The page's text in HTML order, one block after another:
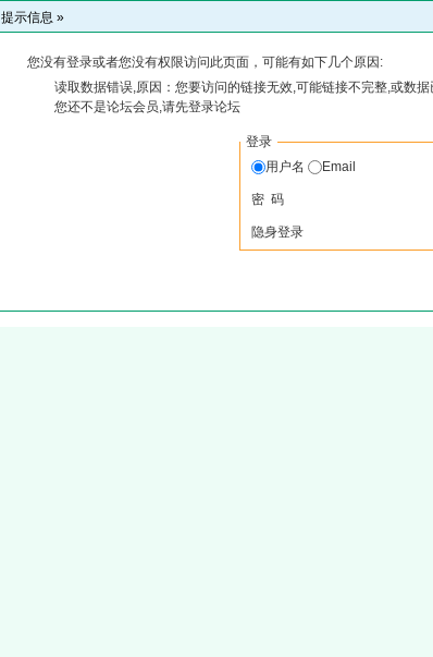
提示信息 »
您没有登录或者您没有权限访问此页面，可能有如下几个原因:
读取数据错误,原因：您要访问的链接无效,可能链接不完整,或数据
您还不是论坛会员,请先登录论坛
登录
用户名
Email
密 码
隐身登录